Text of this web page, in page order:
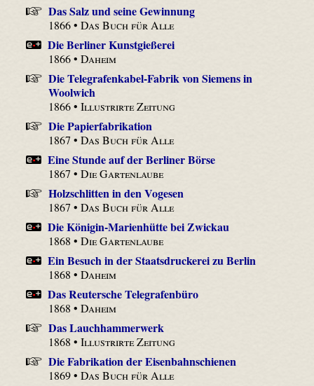
Das Salz und seine Gewinnung
1866 •Das Buch für Alle
Die Berliner Kunstgießerei
1866 •Daheim
Die Telegrafenkabel-Fabrik von Siemens in
Woolwich
1866 •Illustrirte Zeitung
Die Papierfabrikation
1867 •Das Buch für Alle
Eine Stunde auf der Berliner Börse
1867 •Die Gartenlaube
Holzschlitten in den Vogesen
1867 •Das Buch für Alle
Die Königin-Marienhütte bei Zwickau
1868 •Die Gartenlaube
Ein Besuch in der Staatsdruckerei zu Berlin
1868 •Daheim
Das Reutersche Telegrafenbüro
1868 •Daheim
Das Lauchhammerwerk
1868 •Illustrirte Zeitung
Die Fabrikation der Eisenbahnschienen
1869 •Das Buch für Alle